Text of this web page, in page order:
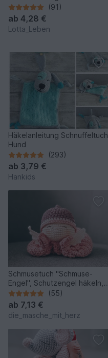
(91)
ab 4,28 €
Lotta_Leben
Häkelanleitung Schnuffeltuch
Hund
(293)
ab 3,79 €
Hankids
Schmusetuch "Schmuse-
Engel", Schutzengel häkeln,
deutsche Häkelanleitung
(55)
ab 7,13 €
die_masche_mit_herz